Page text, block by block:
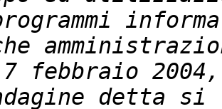
7 febbraio